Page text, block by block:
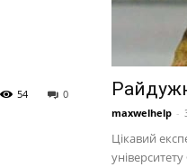
0
54
maxwelhelp -
Цікавий